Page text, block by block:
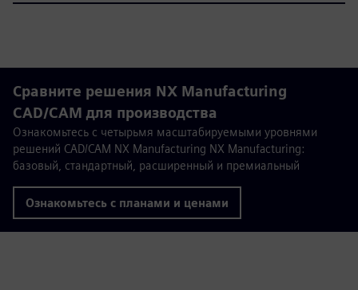
Сравните решения NX Manufacturing
CAD/CAM для производства
Ознакомьтесь с четырьмя масштабируемыми уровнями
решений CAD/CAM NX Manufacturing NX Manufacturing:
базовый, стандартный, расширенный и премиальный
Ознакомьтесь с планами и ценами